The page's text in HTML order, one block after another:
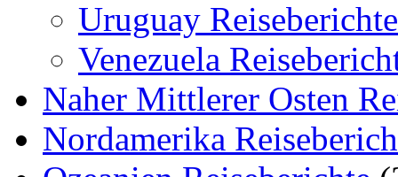
Uruguay Reiseberichte
Venezuela
Naher Mittlerer Osten
Nordamerika